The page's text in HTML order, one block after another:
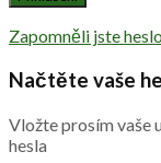
Zapomněli jste
Načtěte vaše
Vložte prosím vaše
hesla